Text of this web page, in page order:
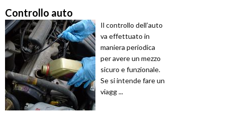
Controllo auto
Il controllo dell’auto
va effettuato in
maniera periodica
per avere un mezzo
sicuro e funzionale.
Se si intende fare un
viagg ...